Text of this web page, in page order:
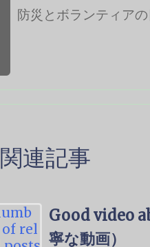
防災とボランティアの
関連記事
Good video
寧な動画）